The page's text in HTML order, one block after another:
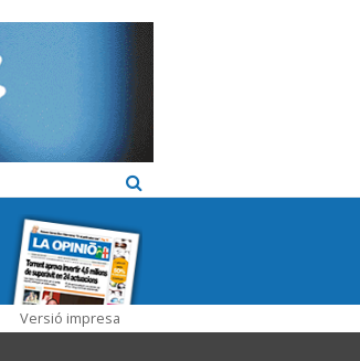
Versió impresa